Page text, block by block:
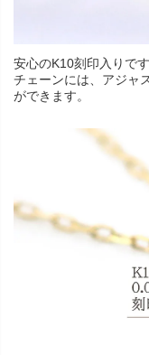
安心のK10刻印入りです
チェーンには、アジャ
ができます。